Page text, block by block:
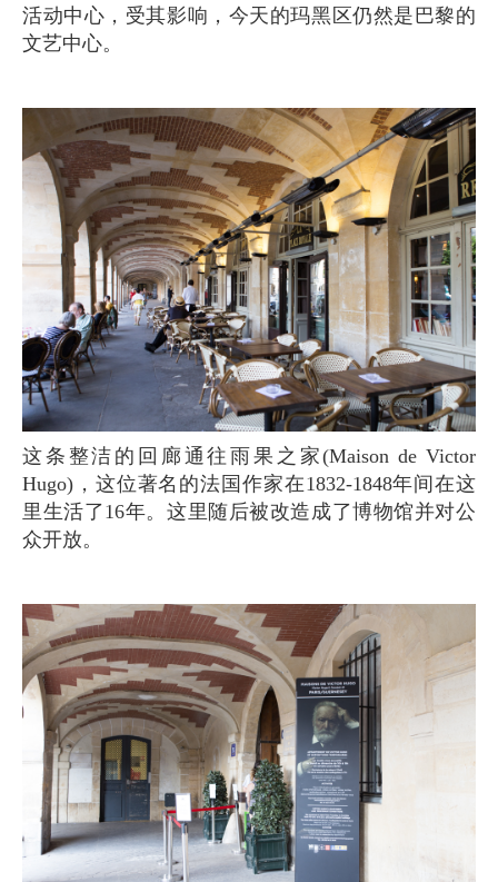
活动中心，受其影响，今天的玛黑区仍然是巴黎的
文艺中心。
这条整洁的回廊通往雨果之家(Maison de Victor
Hugo)，这位著名的法国作家在1832-1848年间在这
里生活了16年。这里随后被改造成了博物馆并对公
众开放。